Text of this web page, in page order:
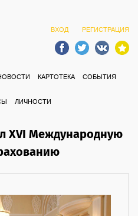
ВХОД РЕГИСТРАЦИЯ
КАРТОТЕКА СОБЫТИЯ
ЛИЧНОСТИ
XVI Международную